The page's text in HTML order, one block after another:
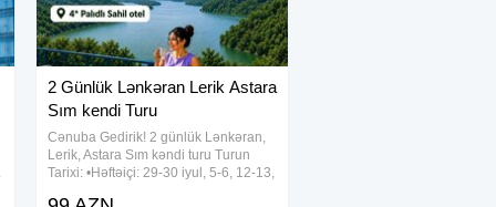
2 Günlük Lənkəran Lerik Astara
Sım kendi Turu
Cənuba Gedirik! 2 günlük Lənkəran,
Lerik, Astara Sım kəndi turu Turun
Tarixi: •Həftəiçi: 29-30 iyul, 5-6, 12-13,